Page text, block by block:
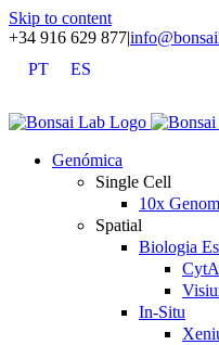
Skip to content
+34 916 629 877|
PT
ES
Genómica
Single Cell
10x
Spatial
Biologia
In-Situ